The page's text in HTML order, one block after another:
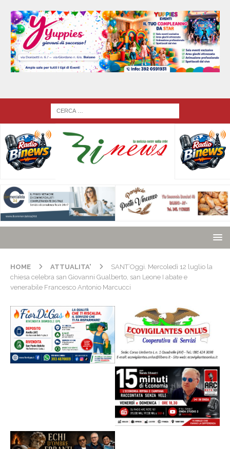
HOME ATTUALITA'
SANT’Oggi. Mercoledì 12 luglio la
chiesa celebra san Giovanni Gualberto, san Leone I abate e
venerabile Francesco Antonio Marcucci